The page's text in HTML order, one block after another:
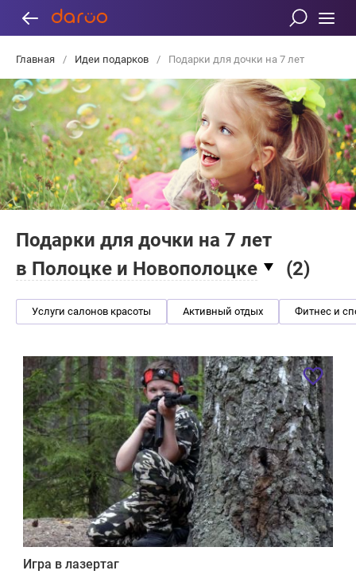
Главная / Идеи подарков / Подарки для дочки на 7 лет
Подарки для дочки на 7 лет
в Полоцке и Новополоцке
(2)
Услуги салонов красоты Активный отдых Фитнес и
Игра в лазертаг